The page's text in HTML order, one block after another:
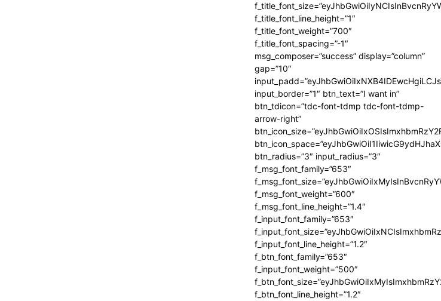
f_title_font_line_height=”1″
f_title_font_weight=”700″
f_title_font_spacing=”-1″
msg_composer=”success” display=”column”
gap=”10″
input_border=”1″ btn_text=”I want in”
btn_tdicon=”tdc-font-tdmp tdc-font-tdmp-
arrow-right”
btn_radius=”3″ input_radius=”3″
f_msg_font_family=”653″
f_msg_font_weight=”600″
f_msg_font_line_height=”1.4″
f_input_font_family=”653″
f_input_font_line_height=”1.2″
f_btn_font_family=”653″
f_input_font_weight=”500″
f_btn_font_line_height=”1.2″